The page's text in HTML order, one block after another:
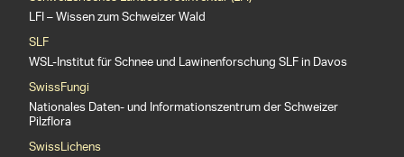
LFI – Wissen zum Schweizer Wald
SLF
WSL-Institut für Schnee und Lawinenforschung SLF in Davos
SwissFungi
Nationales Daten- und Informationszentrum der Schweizer
Pilzflora
SwissLichens